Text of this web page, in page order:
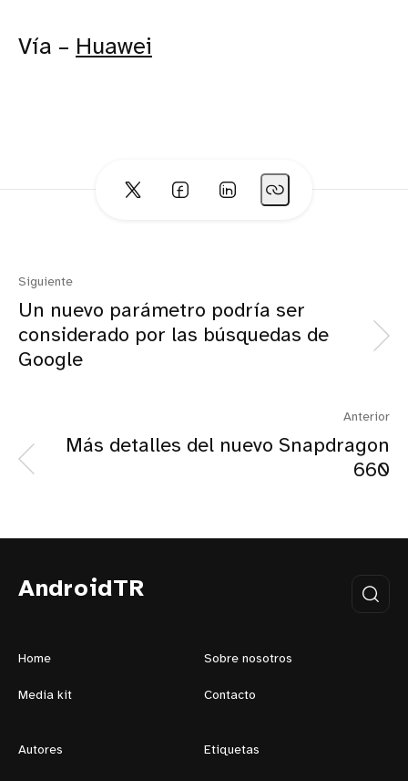
Vía – Huawei
Siguiente
Un nuevo parámetro podría ser
considerado por las búsquedas de
Google
Anterior
Más detalles del nuevo Snapdragon
660
AndroidTR
Home Sobre nosotros
Media kit Contacto
Autores Etiquetas